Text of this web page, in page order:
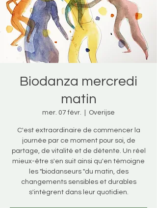
Biodanza mercredi
matin
mer. 07 févr. Overijse
C'est extraordinaire de commencer la
journée par ce moment pour soi, de
partage, de vitalité et de détente. Un réel
mieux-être s'en suit ainsi qu'en témoigne
les "biodanseurs "du matin, des
changements sensibles et durables
s'intègrent dans leur quotidien.